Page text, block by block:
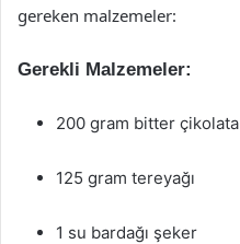
gereken malzemeler:
Gerekli Malzemeler:
200 gram bitter çikolata
125 gram tereyağı
1 su bardağı şeker